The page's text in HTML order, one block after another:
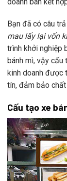
Bạn đã có câu
mau lấy lại vốn
trình khởi nghiệp
bánh mì, vậy cấu
kinh doanh được
tín, đảm bảo
Cấu tạo xe